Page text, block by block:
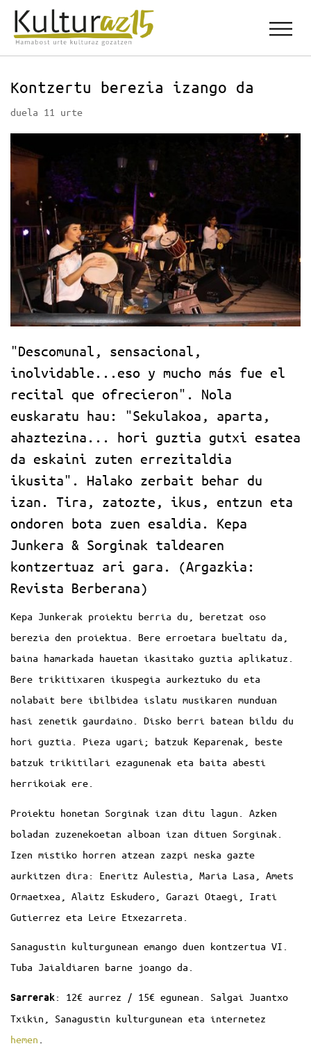
Kontzertu berezia izango da
duela 11 urte
"Descomunal, sensacional,
inolvidable...eso y mucho más fue el
recital que ofrecieron". Nola
euskaratu hau: "Sekulakoa, aparta,
ahaztezina... hori guztia gutxi esatea
da eskaini zuten errezitaldia
ikusita". Halako zerbait behar du
izan. Tira, zatozte, ikus, entzun eta
ondoren bota zuen esaldia. Kepa
Junkera & Sorginak taldearen
kontzertuaz ari gara. (Argazkia:
Revista Berberana)
Kepa Junkerak proiektu berria du, beretzat oso
berezia den proiektua. Bere erroetara bueltatu da,
baina hamarkada hauetan ikasitako guztia aplikatuz.
Bere trikitixaren ikuspegia aurkeztuko du eta
nolabait bere ibilbidea islatu musikaren munduan
hasi zenetik gaurdaino. Disko berri batean bildu du
hori guztia. Pieza ugari; batzuk Keparenak, beste
batzuk trikitilari ezagunenak eta baita abesti
herrikoiak ere.
Proiektu honetan Sorginak izan ditu lagun. Azken
boladan zuzenekoetan alboan izan dituen Sorginak.
Izen mistiko horren atzean zazpi neska gazte
aurkitzen dira: Eneritz Aulestia, Maria Lasa, Amets
Ormaetxea, Alaitz Eskudero, Garazi Otaegi, Irati
Gutierrez eta Leire Etxezarreta.
Sanagustin kulturgunean emango duen kontzertua VI.
Tuba Jaialdiaren barne joango da.
Sarrerak: 12€ aurrez / 15€ egunean. Salgai Juantxo
Txikin, Sanagustin kulturgunean eta internetez
hemen